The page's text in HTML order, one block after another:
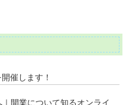
催します！
開業について知るオンライ